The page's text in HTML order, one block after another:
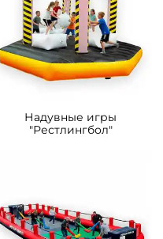
Надувные игры
"Рестлингбол"